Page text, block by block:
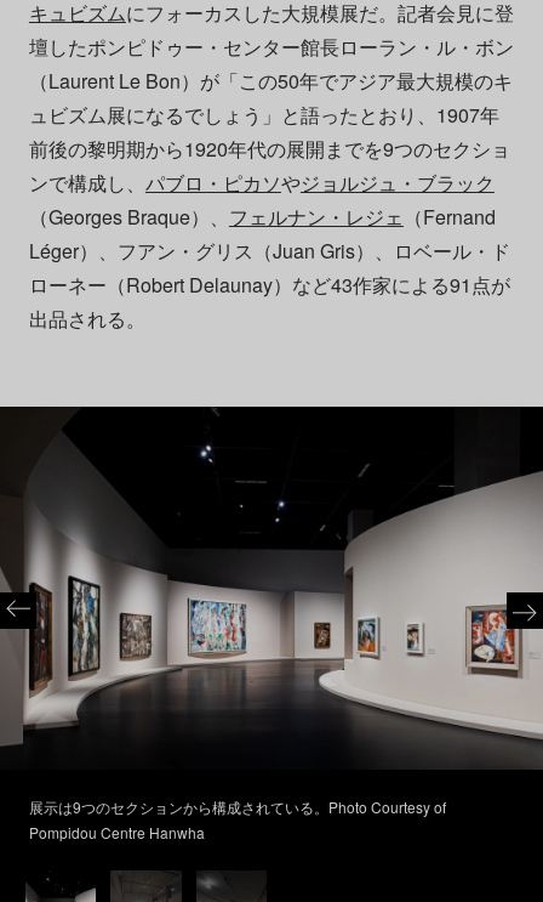
キュビズムにフォーカスした大規模展だ。記者会見に登
壇したポンピドゥー・センター館長ローラン・ル・ボン
（Laurent Le Bon）が「この50年でアジア最大規模のキ
ュビズム展になるでしょう」と語ったとおり、1907年
前後の黎明期から1920年代の展開までを9つのセクショ
ンで構成し、 パブロ・ピカソやジョルジュ・ブラック
（Georges Braque）、 フェルナン・レジェ （Fernand
Léger）、フアン・グリス（Juan Gris）、ロベール・ド
ローネー（Robert Delaunay）など43作家による91点が
出品される。
展示は9つのセクションから構成されている。Photo Courtesy of
Pompidou Centre Hanwha